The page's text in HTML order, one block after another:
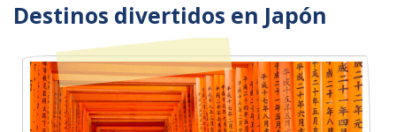
Destinos divertidos en Japón